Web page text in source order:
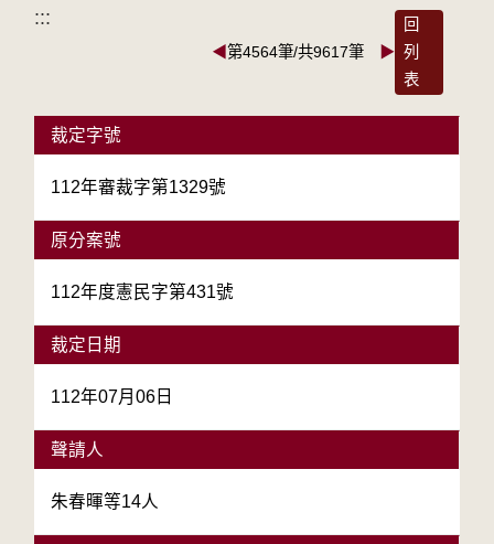
:::
◀第4564筆/共9617筆 ▶
回
列
表
裁定字號
112年審裁字第1329號
原分案號
112年度憲民字第431號
裁定日期
112年07月06日
聲請人
朱春暉等14人